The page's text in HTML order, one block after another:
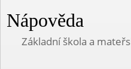
Nápověda
Základní škola a